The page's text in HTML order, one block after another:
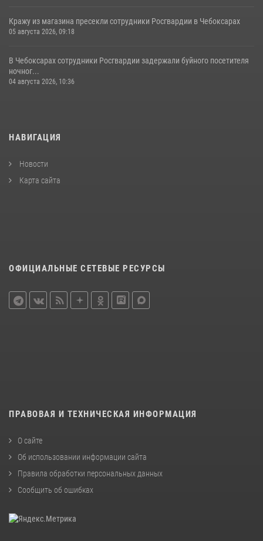
Кражу из магазина пресекли сотрудники Росгвардии в Чебоксарах
05 августа 2026, 09:18
В Чебоксарах сотрудники Росгвардии задержали буйного посетителя
ночног...
04 августа 2026, 10:36
НАВИГАЦИЯ
Новости
Карта сайта
ОФИЦИАЛЬНЫЕ СЕТЕВЫЕ РЕСУРСЫ
ПРАВОВАЯ И ТЕХНИЧЕСКАЯ ИНФОРМАЦИЯ
О сайте
Об использовании информации сайта
Правила обработки персональных данных
Сообщить об ошибках